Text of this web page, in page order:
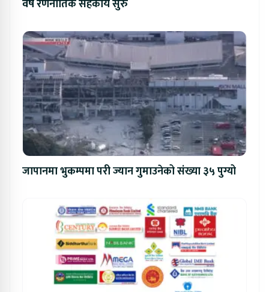
वर्षे रणनीतिक सहकार्य सुरु
जापानमा भुकम्पमा परी ज्यान गुमाउनेको संख्या ३५ पुग्यो